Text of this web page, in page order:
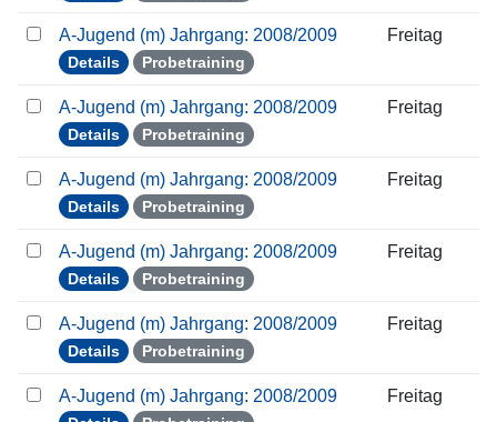
A-Jugend (m) Jahrgang: 2008/2009
Details Probetraining
Freitag
A-Jugend (m) Jahrgang: 2008/2009
Details Probetraining
Freitag
A-Jugend (m) Jahrgang: 2008/2009
Details Probetraining
Freitag
A-Jugend (m) Jahrgang: 2008/2009
Details Probetraining
Freitag
A-Jugend (m) Jahrgang: 2008/2009
Details Probetraining
Freitag
A-Jugend (m) Jahrgang: 2008/2009 Freitag